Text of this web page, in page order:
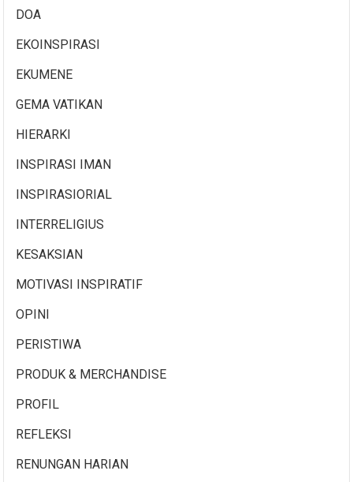
DOA
EKOINSPIRASI
EKUMENE
GEMA VATIKAN
HIERARKI
INSPIRASI IMAN
INSPIRASIORIAL
INTERRELIGIUS
KESAKSIAN
MOTIVASI INSPIRATIF
OPINI
PERISTIWA
PRODUK & MERCHANDISE
PROFIL
REFLEKSI
RENUNGAN HARIAN